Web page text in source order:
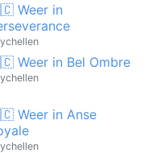
Weer in
Weer in Bel Ombre
Weer in Anse